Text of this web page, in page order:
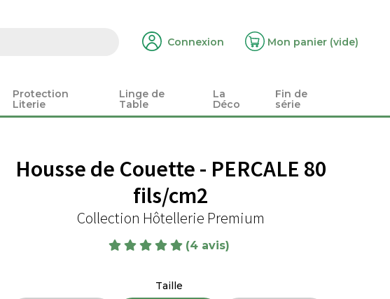
Connexion Mon panier (vide)
Protection
Literie
Linge de
Table
La
Déco
Fin de
série
Housse de Couette - PERCALE 80
fils/cm2
Collection Hôtellerie Premium
(4 avis)
Taille